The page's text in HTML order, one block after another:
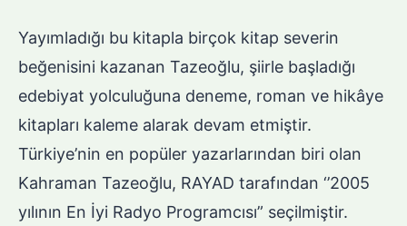
Yayımladığı bu kitapla birçok kitap severin
beğenisini kazanan Tazeoğlu, şiirle başladığı
edebiyat yolculuğuna deneme, roman ve hikâye
kitapları kaleme alarak devam etmiştir.
Türkiye’nin en popüler yazarlarından biri olan
Kahraman Tazeoğlu, RAYAD tarafından ‘’2005
yılının En İyi Radyo Programcısı” seçilmiştir.